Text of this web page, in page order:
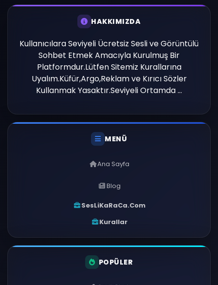
HAKKIMIZDA
Kullanıcılara Seviyeli Ücretsiz Sesli ve Görüntülü
Sohbet Etmek Amacıyla Kurulmuş Bir
Platformdur.Lütfen Sitemiz Kurallarına
Uyalım.Küfür,Argo,Reklam ve Kırıcı Sözler
Kullanmak Yasaktır.Seviyeli Ortamda ...
MENÜ
Ana Sayfa
Blog
SesLiKaRaCa.Com
Kurallar
POPÜLER